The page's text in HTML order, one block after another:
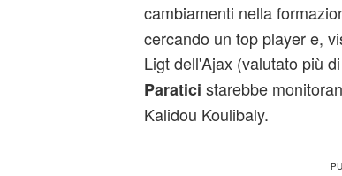
cambiamenti nella
cercando un top player e,
Ligt dell'Ajax (valutato più
Paratici starebbe
Kalidou Koulibaly.